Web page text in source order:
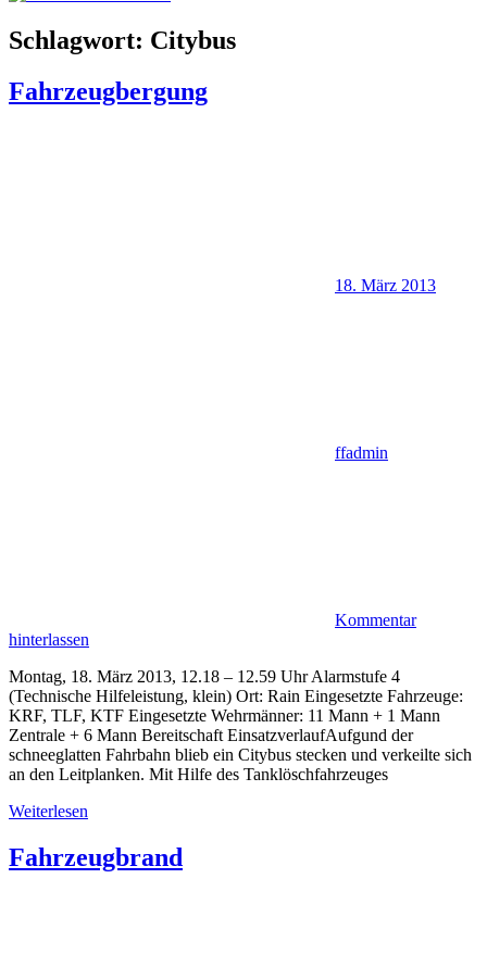
Schlagwort: Citybus
Fahrzeugbergung
18. März 2013
ffadmin
Kommentar
hinterlassen
Montag, 18. März 2013, 12.18 – 12.59 Uhr Alarmstufe 4
(Technische Hilfeleistung, klein) Ort: Rain Eingesetzte Fahrzeuge:
KRF, TLF, KTF Eingesetzte Wehrmänner: 11 Mann + 1 Mann
Zentrale + 6 Mann Bereitschaft EinsatzverlaufAufgund der
schneeglatten Fahrbahn blieb ein Citybus stecken und verkeilte sich
an den Leitplanken. Mit Hilfe des Tanklöschfahrzeuges
Weiterlesen
Fahrzeugbrand